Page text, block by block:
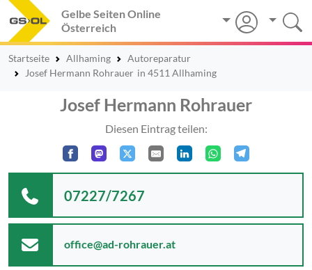
Gelbe Seiten Online
Österreich
Startseite Allhaming
Autoreparatur
Josef Hermann Rohrauer in 4511 Allhaming
Josef Hermann Rohrauer
Diesen Eintrag teilen:
07227/7267
office@ad-rohrauer.at